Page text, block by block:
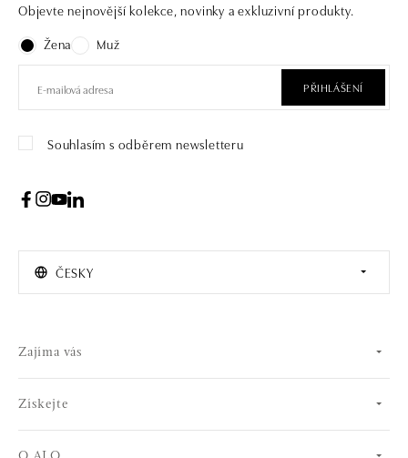
Objevte nejnovější kolekce, novinky a exkluzivní produkty.
Žena
Muž
PŘIHLÁŠENÍ
Souhlasím s odběrem newsletteru
ČESKY
Zajíma vás
Získejte